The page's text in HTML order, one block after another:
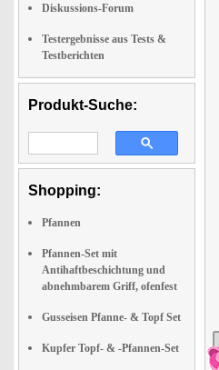
Diskussions-Forum
Testergebnisse aus Tests &
Testberichten
Produkt-Suche:
Shopping:
Pfannen
Pfannen-Set mit
Antihaftbeschichtung und
abnehmbarem Griff, ofenfest
Gusseisen Pfanne- & Topf Set
Kupfer Topf- & -Pfannen-Set